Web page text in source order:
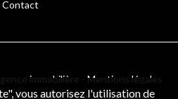
Contact
immobilière - Mentions légales
personnelles– Design byapimo™
vous autorisez l'utilisation de